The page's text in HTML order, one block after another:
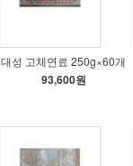
대성 고체연료 250g×60개
93,600원